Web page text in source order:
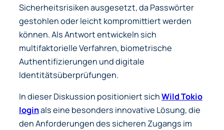
Sicherheitsrisiken ausgesetzt, da Passwörter
gestohlen oder leicht kompromittiert werden
können. Als Antwort entwickeln sich
multifaktorielle Verfahren, biometrische
Authentifizierungen und digitale
Identitätsüberprüfungen.
In dieser Diskussion positioniert sichWild Tokio
loginals eine besonders innovative Lösung, die
den Anforderungen des sicheren Zugangs im